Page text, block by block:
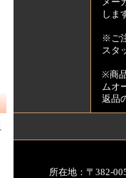
メー
しま
※ご
スタ
※商
ムオ
返品
所在地：〒382-